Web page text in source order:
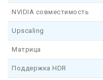
NVIDIA совместимость
Upscaling
Матрица
Поддержка HDR